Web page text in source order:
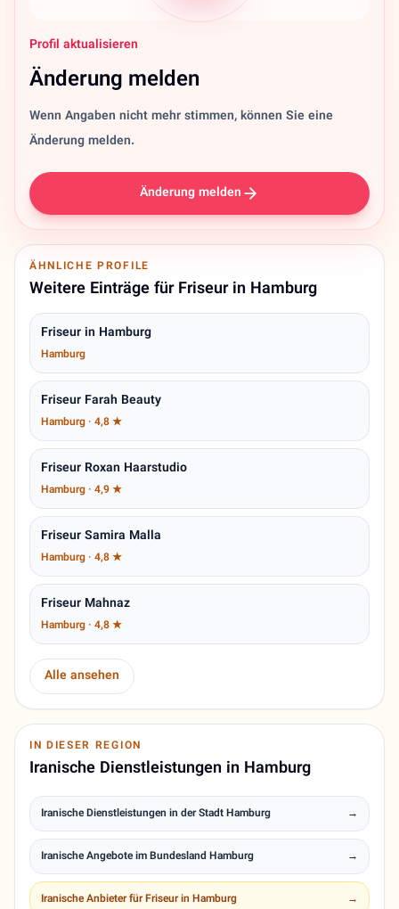
Profil aktualisieren
Änderung melden
Wenn Angaben nicht mehr stimmen, können Sie eine
Änderung melden.
Änderung melden
ÄHNLICHE PROFILE
Weitere Einträge für Friseur in Hamburg
Friseur in Hamburg
Hamburg
Friseur Farah Beauty
Hamburg · 4,8 ★
Friseur Roxan Haarstudio
Hamburg · 4,9 ★
Friseur Samira Malla
Hamburg · 4,8 ★
Friseur Mahnaz
Hamburg · 4,8 ★
Alle ansehen
IN DIESER REGION
Iranische Dienstleistungen in Hamburg
Iranische Dienstleistungen in der Stadt Hamburg →
Iranische Angebote im Bundesland Hamburg →
Iranische Anbieter für Friseur in Hamburg →